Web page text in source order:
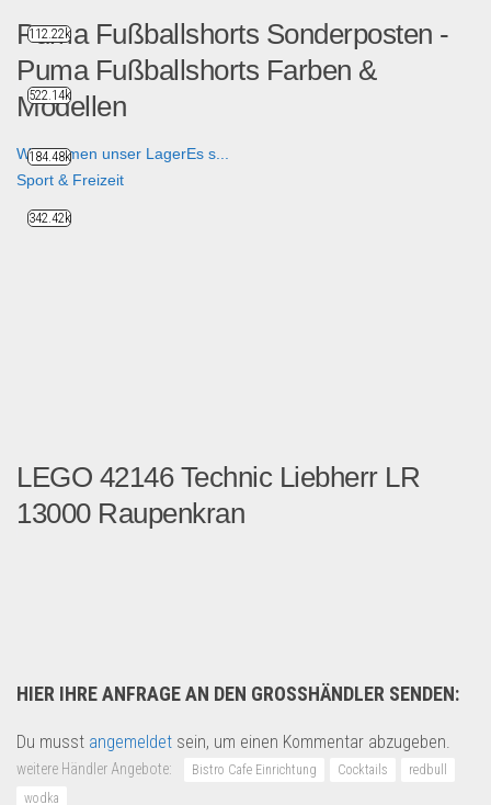
Puma Fußballshorts Sonderposten -
Puma Fußballshorts Farben &
Modellen
Wir räumen unser LagerEs s...
Sport & Freizeit
LEGO 42146 Technic Liebherr LR
13000 Raupenkran
HIER IHRE ANFRAGE AN DEN GROSSHÄNDLER SENDEN:
Du musst angemeldet sein, um einen Kommentar abzugeben.
weitere Händler Angebote: Bistro Cafe Einrichtung Cocktails
redbull
wodka
112.22k
522.14k
184.48k
342.42k